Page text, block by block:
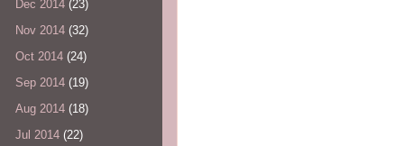
Dec 2014 (23)
Nov 2014 (32)
Oct 2014 (24)
Sep 2014 (19)
Aug 2014 (18)
Jul 2014 (22)